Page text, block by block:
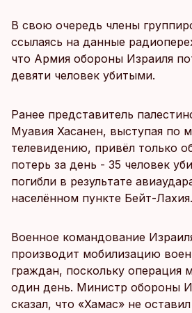
В свою очередь члены
ссылаясь на данные
что Армия обороны Израиля
девяти человек убитыми.
Ранее представитель
Муавия Хасанен, выступая по
телевидению, привёл только
потерь за день - 35 человек
погибли в результате
населённом пункте Бейт-Лахия.
Военное командование
производит мобилизацию
граждан, поскольку операция
один день. Министр обороны
сказал, что «Хамас» не